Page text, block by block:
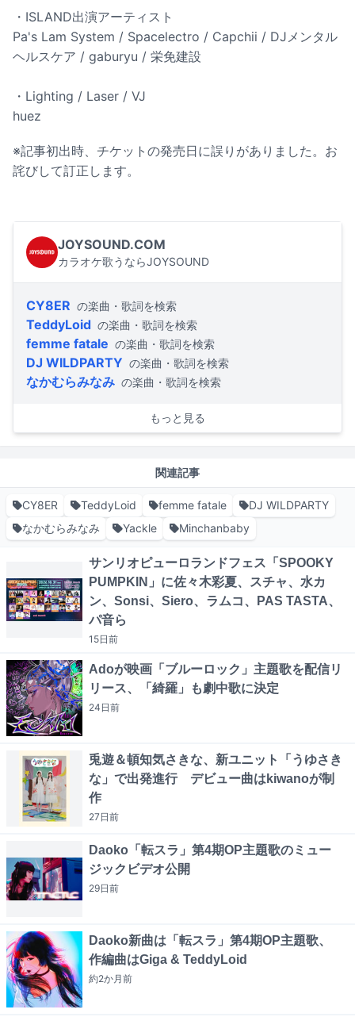
・ISLAND出演アーティスト
Pa's Lam System / Spacelectro / Capchii / DJメンタル
ヘルスケア / gaburyu / 栄免建設
・Lighting / Laser / VJ
huez
※記事初出時、チケットの発売日に誤りがありました。お
詫びして訂正します。
JOYSOUND.COM
カラオケ歌うならJOYSOUND
CY8ER の楽曲・歌詞を検索
TeddyLoid の楽曲・歌詞を検索
femme fatale の楽曲・歌詞を検索
DJ WILDPARTY の楽曲・歌詞を検索
なかむらみなみ の楽曲・歌詞を検索
もっと見る
関連記事
CY8ER TeddyLoid femme fatale
DJ WILDPARTY
なかむらみなみ
Yackle Minchanbaby
サンリオピューロランドフェス「SPOOKY
PUMPKIN」に佐々木彩夏、スチャ、水カ
ン、Sonsi、Siero、ラムコ、PAS TASTA、
パ音ら
15日前
Adoが映画「ブルーロック」主題歌を配信リ
リース、「綺羅」も劇中歌に決定
24日前
兎遊＆頓知気さきな、新ユニット「うゆさき
な」で出発進行 デビュー曲はkiwanoが制
作
27日前
Daoko「転スラ」第4期OP主題歌のミュー
ジックビデオ公開
29日前
Daoko新曲は「転スラ」第4期OP主題歌、
作編曲はGiga & TeddyLoid
約2か月前